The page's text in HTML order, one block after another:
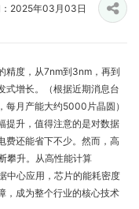
2025年03月03日
精度，从7nm到3nm，再到
式增长。（根据近期消息台
每月产能大约5000片晶圆）
提升，值得注意的是对数据
费还能省下不少。然而，高
攀升。从高性能计算
中心应用，芯片的能耗密度
，成为整个行业的核心技术